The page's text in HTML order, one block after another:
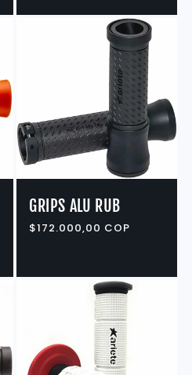
GRIPS ALU RUB
Precio
$172.000,00 COP